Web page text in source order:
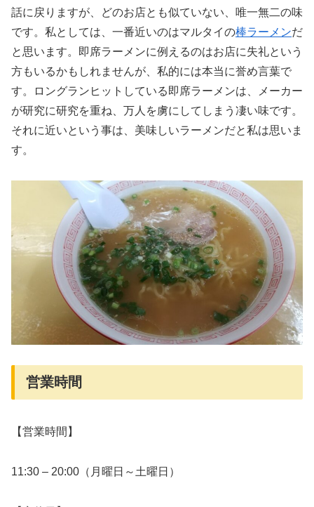
話に戻りますが、どのお店とも似ていない、唯一無二の味
です。私としては、一番近いのはマルタイの棒ラーメンだ
と思います。即席ラーメンに例えるのはお店に失礼という
方もいるかもしれませんが、私的には本当に誉め言葉で
す。ロングランヒットしている即席ラーメンは、メーカー
が研究に研究を重ね、万人を虜にしてしまう凄い味です。
それに近いという事は、美味しいラーメンだと私は思いま
す。
営業時間
【営業時間】
11:30 – 20:00（月曜日～土曜日）